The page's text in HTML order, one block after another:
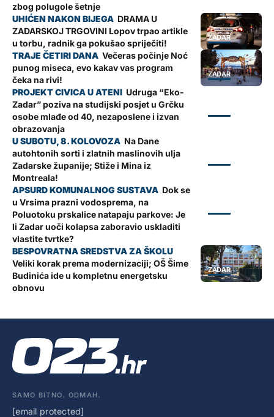
zbog polugole šetnje
ZADAR
DRAMA U
ZADARSKOJ TRGOVINI Lopov trpao artikle
u torbu, radnik ga pokušao spriječiti!
ZADAR
Večeras počinje Noć
punog miseca, evo kakav vas program
čeka na rivi!
Udruga “Eko-
Zadar” poziva na studijski posjet u Grčku
osobe mlađe od 40, nezaposlene i izvan
obrazovanja
Na Dane
autohtonih sorti i zlatnih maslinovih ulja
Zadarske županije; Stiže i Mina iz
Montreala!
Dok se
u Vrsima prazni vodosprema, na
Poluotoku prskalice natapaju parkove: Je
li Zadar uoči kolapsa zaboravio uskladiti
vlastite tvrtke?
ZADAR
Veliki korak prema modernizaciji; OŠ Šime
Budinića ide u kompletnu energetsku
obnovu
SAMO BITNO. ODMAH.
[email protected]